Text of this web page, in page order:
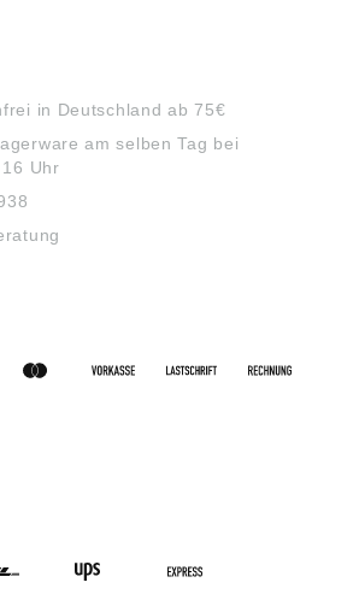
in Deutschland ab 75€
am selben Tag bei
Uhr